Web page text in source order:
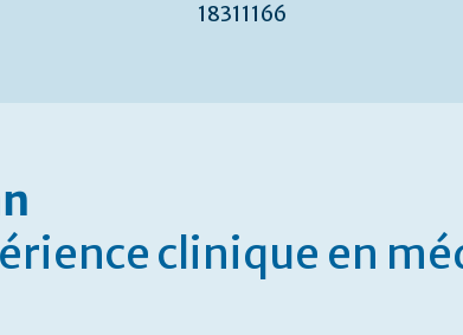
18311166
clinique en